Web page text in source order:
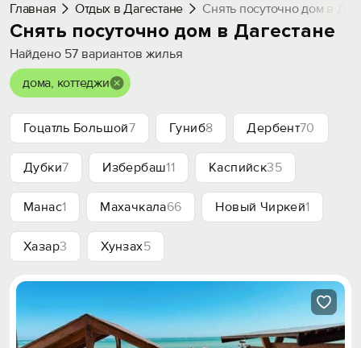
Добавить свой объект
Главная Отдых в Дагестане Снять посуточно дом в
Снять посуточно дом в Дагестане
Найдено 57 вариантов жилья
дома, коттеджи
Гоцатль Большой7 Гуниб8 Дербент70
Дубки7 Избербаш11 Каспийск35
Манас1 Махачкала66 Новый Чиркей1
Хазар3 Хунзах5